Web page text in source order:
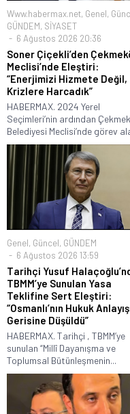
Www.habermax.net, Genel,
GÜNDEM, SİYASET
6 Ağustos 2026 20:36
Soner Çiçekli’den
Meclisi’nde Eleştiri:
“Enerjimizi Hizmete Değil,
Krizlere Harcadık”
HABERMAX. 2024 Yerel
Seçimleri’nin ardından
Belediyesi Meclisi’nde görev
Genel, Güncel, GÜNDEM
6 Ağustos 2026 13:59
Tarihçi Yusuf
TBMM’ye Sunulan Yasa
Teklifine Sert Eleştiri:
“Osmanlı’nın Hukuk
Gerisine Düşüldü”
HABERMAX. Tarihçi , TBMM’ye
sunulan “Millî Dayanışma ve
Toplumsal Bütünleşmenin...